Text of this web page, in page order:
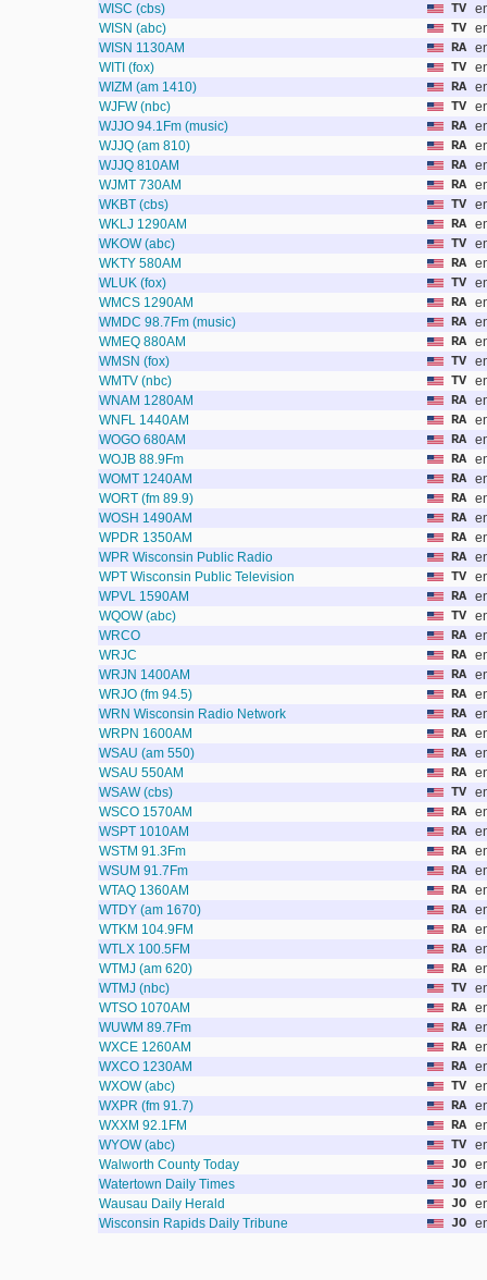
WISC (cbs)
TV
WISN (abc)
TV
WISN 1130AM
RA
WITI (fox)
TV
WIZM (am 1410)
RA
WJFW (nbc)
TV
WJJO 94.1Fm (music)
RA
WJJQ (am 810)
RA
WJJQ 810AM
RA
WJMT 730AM
RA
WKBT (cbs)
TV
WKLJ 1290AM
RA
WKOW (abc)
TV
WKTY 580AM
RA
WLUK (fox)
TV
WMCS 1290AM
RA
WMDC 98.7Fm (music)
RA
WMEQ 880AM
RA
WMSN (fox)
TV
WMTV (nbc)
TV
WNAM 1280AM
RA
WNFL 1440AM
RA
WOGO 680AM
RA
WOJB 88.9Fm
RA
WOMT 1240AM
RA
WORT (fm 89.9)
RA
WOSH 1490AM
RA
WPDR 1350AM
RA
WPR Wisconsin Public Radio
RA
WPT Wisconsin Public Television
TV
WPVL 1590AM
RA
WQOW (abc)
TV
WRCO
RA
WRJC
RA
WRJN 1400AM
RA
WRJO (fm 94.5)
RA
WRN Wisconsin Radio Network
RA
WRPN 1600AM
RA
WSAU (am 550)
RA
WSAU 550AM
RA
WSAW (cbs)
TV
WSCO 1570AM
RA
WSPT 1010AM
RA
WSTM 91.3Fm
RA
WSUM 91.7Fm
RA
WTAQ 1360AM
RA
WTDY (am 1670)
RA
WTKM 104.9FM
RA
WTLX 100.5FM
RA
WTMJ (am 620)
RA
WTMJ (nbc)
TV
WTSO 1070AM
RA
WUWM 89.7Fm
RA
WXCE 1260AM
RA
WXCO 1230AM
RA
WXOW (abc)
TV
WXPR (fm 91.7)
RA
WXXM 92.1FM
RA
WYOW (abc)
TV
Walworth County Today
JO
Watertown Daily Times
JO
Wausau Daily Herald
JO
Wisconsin Rapids Daily Tribune
JO